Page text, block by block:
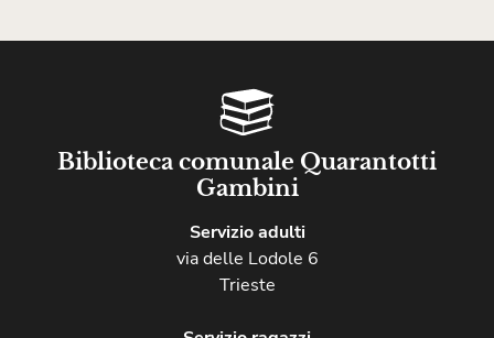
Biblioteca comunale Quarantotti
Gambini
Servizio adulti
via delle Lodole 6
Trieste